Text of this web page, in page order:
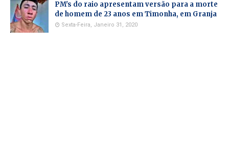
PM's do raio apresentam versão para a morte
de homem de 23 anos em Timonha, em Granja
Sexta-Feira, Janeiro 31, 2020